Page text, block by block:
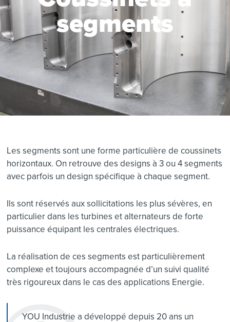
segments
Les segments sont une forme particulière de coussinets
horizontaux. On retrouve des designs à 3 ou 4 segments
avec parfois un design spécifique à chaque segment.
Ils sont réservés aux sollicitations les plus sévères, en
particulier dans les turbines et alternateurs de forte
puissance équipant les centrales électriques.
La réalisation de ces segments est particulièrement
complexe et toujours accompagnée d’un suivi qualité
très rigoureux dans le cas des applications Energie.
YOU Industrie a développé depuis 20 ans un